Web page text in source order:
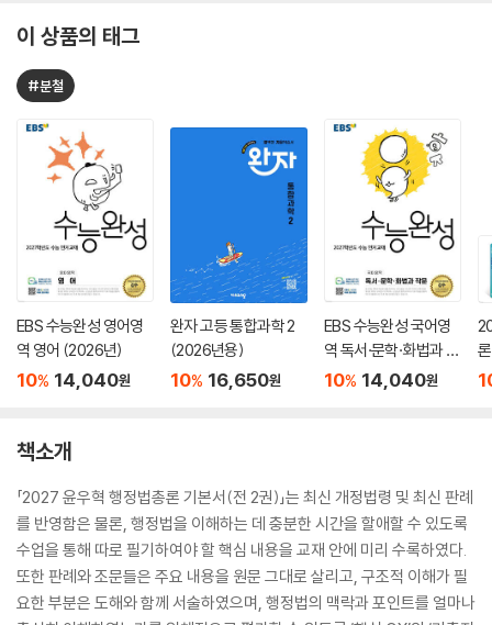
이 상품의 태그
#분철
EBS 수능완성 영어영
역 영어 (2026년)
10% 14,040원
완자 고등 통합과학 2
(2026년용)
10% 16,650원
EBS 수능완성 국어영
역 독서·문학·화법과 작
문 (2026년)
10% 14,040원
(
책소개
「2027 윤우혁 행정법총론 기본서(전 2권)」는 최신 개정법령 및 최신 판례
를 반영함은 물론, 행정법을 이해하는 데 충분한 시간을 할애할 수 있도록
수업을 통해 따로 필기하여야 할 핵심 내용을 교재 안에 미리 수록하였다.
또한 판례와 조문들은 주요 내용을 원문 그대로 살리고, 구조적 이해가 필
요한 부분은 도해와 함께 서술하였으며, 행정법의 맥락과 포인트를 얼마나